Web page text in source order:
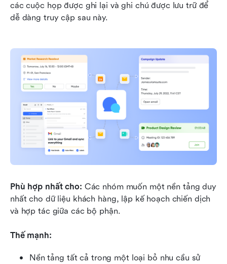
các cuộc họp được ghi lại và ghi chú được lưu trữ để
dễ dàng truy cập sau này.
Phù hợp nhất cho: Các nhóm muốn một nền tảng duy
nhất cho dữ liệu khách hàng, lập kế hoạch chiến dịch
và hợp tác giữa các bộ phận.
Thế mạnh:
Nền tảng tất cả trong một loại bỏ nhu cầu sử